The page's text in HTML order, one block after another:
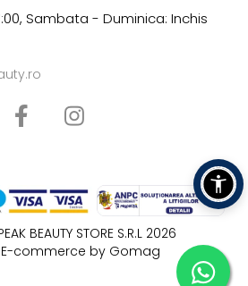
Sambata - Duminica: Inchis
BEAUTY STORE S.R.L 2026
commerce by Gomag